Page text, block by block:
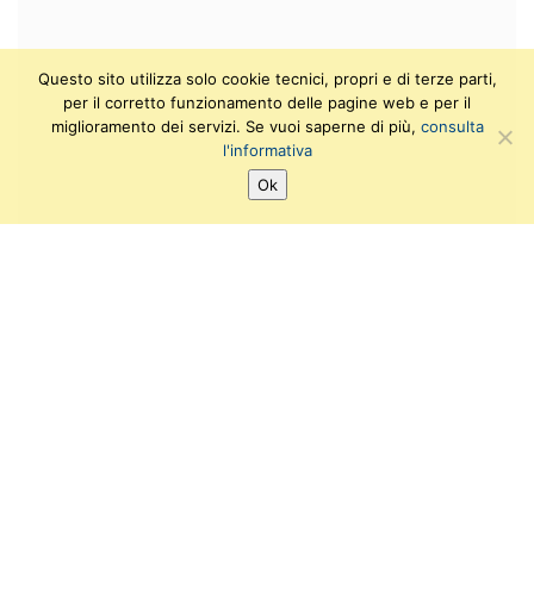
Questo sito utilizza solo cookie tecnici, propri e di terze parti,
per il corretto funzionamento delle pagine web e per il
miglioramento dei servizi. Se vuoi saperne di più, consulta
l'informativa
Ok